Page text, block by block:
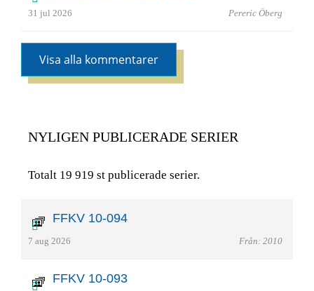
31 jul 2026 Pereric Öberg
Visa alla kommentarer
NYLIGEN PUBLICERADE SERIER
Totalt 19 919 st publicerade serier.
FFKV 10-094
7 aug 2026 Från: 2010
FFKV 10-093